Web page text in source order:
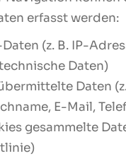
erfasst werden:
(z. B. IP-
Daten)
Daten
E-Mail,
gesammelte